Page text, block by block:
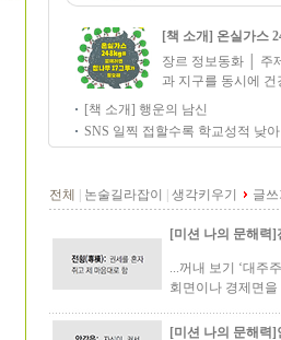
[책 소개] 온실가스
장르 정보동화 │ 주
과 지구를 동시에 건
[책 소개] 행운의 남신
SNS 일찍 접할수록 학교성적 낮
전체 논술길라잡이 생각키우기 글
[미션 나의 문해력]
...꺼내 보기 ‘대주
회면이나 경제면
[미션 나의 문해력]